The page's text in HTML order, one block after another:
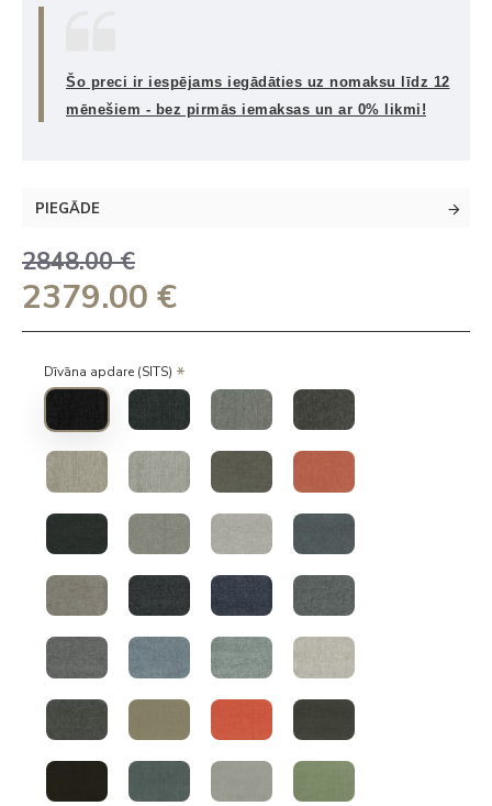
Šo preci ir iespējams iegādāties uz nomaksu līdz 12
mēnešiem - bez pirmās iemaksas un ar 0% likmi!
PIEGĀDE
2379.00 €
2848.00 €
Dīvāna apdare (SITS)